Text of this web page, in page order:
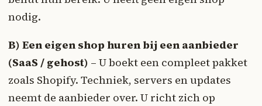
nodig.
B) Een eigen shop huren bij een aanbieder
(SaaS / gehost) – U boekt een compleet pakket
zoals Shopify. Techniek, servers en updates
neemt de aanbieder over. U richt zich op